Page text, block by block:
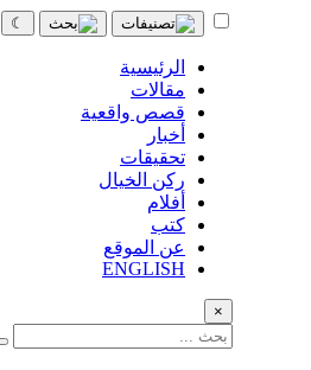
☾
الرئيسية
مقالات
قصص واقعية
أخبار
تحقيقات
ركن الخيال
أفلام
كتب
عن الموقع
ENGLISH
×